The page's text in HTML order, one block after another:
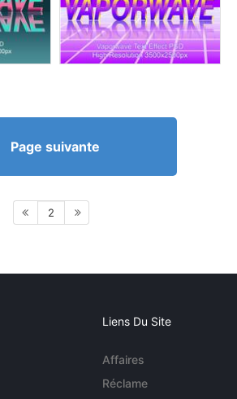
Page suivante
2
Liens Du Site
Affaires
Réclame